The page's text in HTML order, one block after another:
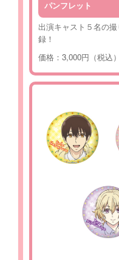
パンフレット
出演キャスト５名の
録！
価格：3,000円（税込）